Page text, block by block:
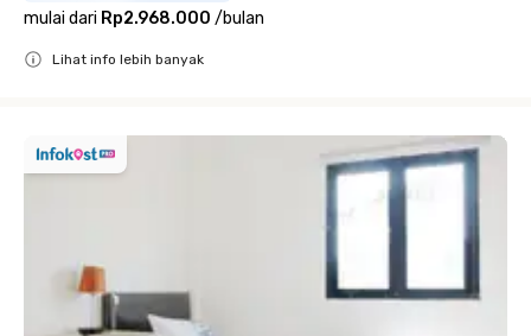
mulai dari Rp2.968.000 /bulan
Lihat info lebih banyak